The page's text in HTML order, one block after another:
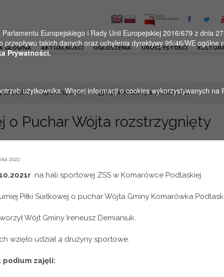
GŁÓWNA AKTUALNOŚCI OGŁOSZENIA UROCZYSTOŚCI
(lektor) Drukuj stronę Wyświetl stronę w formacie PDF
o Puchar Wójta rozstrzygnięty
2021
na hali sportowej ZSS w Komarówce Podlaskiej
Piłki Siatkowej o puchar Wójta Gminy Komarówka
Wójt Gminy Ireneusz Demianiuk.
wzięło udział 4 drużyny sportowe.
podium zajęli:
Europejskiego i Rady Unii Europejskiej 2016/679 z dnia
takich danych oraz uchylenia dyrektywy 95/46/WE
Prywatności.
użytkownika. Więcej informacji o cookies wykorzystywanych na